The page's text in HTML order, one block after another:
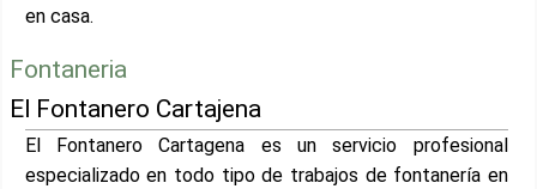
en casa.
Fontaneria
El Fontanero Cartajena
El Fontanero Cartagena es un servicio profesional
especializado en todo tipo de trabajos de fontanería en